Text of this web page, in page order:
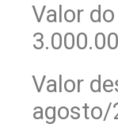
Valor
Valor
agosto/